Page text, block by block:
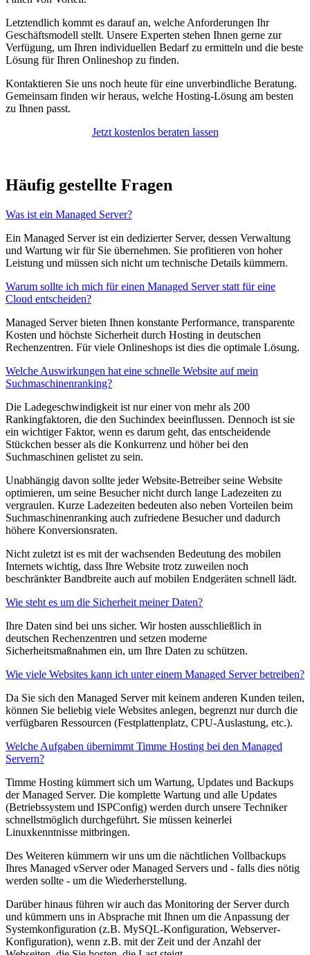
Letztendlich kommt es darauf an, welche Anforderungen Ihr
Geschäftsmodell stellt. Unsere Experten stehen Ihnen gerne zur
Verfügung, um Ihren individuellen Bedarf zu ermitteln und die beste
Lösung für Ihren Onlineshop zu finden.
Kontaktieren Sie uns noch heute für eine unverbindliche Beratung.
Gemeinsam finden wir heraus, welche Hosting-Lösung am besten
zu Ihnen passt.
Jetzt kostenlos beraten lassen
Häufig gestellte Fragen
Was ist ein Managed Server?
Ein Managed Server ist ein dedizierter Server, dessen Verwaltung
und Wartung wir für Sie übernehmen. Sie profitieren von hoher
Leistung und müssen sich nicht um technische Details kümmern.
Warum sollte ich mich für einen Managed Server statt für eine
Cloud entscheiden?
Managed Server bieten Ihnen konstante Performance, transparente
Kosten und höchste Sicherheit durch Hosting in deutschen
Rechenzentren. Für viele Onlineshops ist dies die optimale Lösung.
Welche Auswirkungen hat eine schnelle Website auf mein
Suchmaschinenranking?
Die Ladegeschwindigkeit ist nur einer von mehr als 200
Rankingfaktoren, die den Suchindex beeinflussen. Dennoch ist sie
ein wichtiger Faktor, wenn es darum geht, das entscheidende
Stückchen besser als die Konkurrenz und höher bei den
Suchmaschinen gelistet zu sein.
Unabhängig davon sollte jeder Website-Betreiber seine Website
optimieren, um seine Besucher nicht durch lange Ladezeiten zu
vergraulen. Kurze Ladezeiten bedeuten also neben Vorteilen beim
Suchmaschinenranking auch zufriedene Besucher und dadurch
höhere Konversionsraten.
Nicht zuletzt ist es mit der wachsenden Bedeutung des mobilen
Internets wichtig, dass Ihre Website trotz zuweilen noch
beschränkter Bandbreite auch auf mobilen Endgeräten schnell lädt.
Wie steht es um die Sicherheit meiner Daten?
Ihre Daten sind bei uns sicher. Wir hosten ausschließlich in
deutschen Rechenzentren und setzen moderne
Sicherheitsmaßnahmen ein, um Ihre Daten zu schützen.
Wie viele Websites kann ich unter einem Managed Server betreiben?
Da Sie sich den Managed Server mit keinem anderen Kunden teilen,
können Sie beliebig viele Websites anlegen, begrenzt nur durch die
verfügbaren Ressourcen (Festplattenplatz, CPU-Auslastung, etc.).
Welche Aufgaben übernimmt Timme Hosting bei den Managed
Servern?
Timme Hosting kümmert sich um Wartung, Updates und Backups
der Managed Server. Die komplette Wartung und alle Updates
(Betriebssystem und ISPConfig) werden durch unsere Techniker
schnellstmöglich durchgeführt. Sie müssen keinerlei
Linuxkenntnisse mitbringen.
Des Weiteren kümmern wir uns um die nächtlichen Vollbackups
Ihres Managed vServer oder Managed Servers und - falls dies nötig
werden sollte - um die Wiederherstellung.
Darüber hinaus führen wir auch das Monitoring der Server durch
und kümmern uns in Absprache mit Ihnen um die Anpassung der
Systemkonfiguration (z.B. MySQL-Konfiguration, Webserver-
Konfiguration), wenn z.B. mit der Zeit und der Anzahl der